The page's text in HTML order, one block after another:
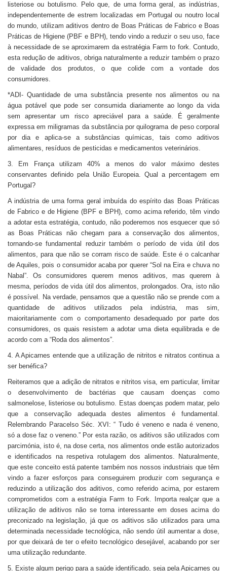
listeriose ou botulismo. Pelo que, de uma forma geral, as indústrias,
independentemente de estrem localizadas em Portugal ou noutro local
do mundo, utilizam aditivos dentro de Boas Práticas de Fabrico e Boas
Práticas de Higiene (PBF e BPH), tendo vindo a reduzir o seu uso, face
à necessidade de se aproximarem da estratégia Farm to fork. Contudo,
esta redução de aditivos, obriga naturalmente a reduzir também o prazo
de validade dos produtos, o que colide com a vontade dos
consumidores.
*ADI- Quantidade de uma substância presente nos alimentos ou na
água potável que pode ser consumida diariamente ao longo da vida
sem apresentar um risco apreciável para a saúde. É geralmente
expressa em miligramas da substância por quilograma de peso corporal
por dia e aplica-se a substâncias químicas, tais como aditivos
alimentares, resíduos de pesticidas e medicamentos veterinários.
3. Em França utilizam 40% a menos do valor máximo destes
conservantes definido pela União Europeia. Qual a percentagem em
Portugal?
A indústria de uma forma geral imbuída do espírito das Boas Práticas
de Fabrico e de Higiene (BPF e BPH), como acima referido, têm vindo
a adotar esta estratégia, contudo, não poderemos nos esquecer que só
as Boas Práticas não chegam para a conservação dos alimentos,
tornando-se fundamental reduzir também o período de vida útil dos
alimentos, para que não se corram risco de saúde. Este é o calcanhar
de Aquiles, pois o consumidor acaba por querer “Sol na Eira e chuva no
Nabal”. Os consumidores querem menos aditivos, mas querem à
mesma, períodos de vida útil dos alimentos, prolongados. Ora, isto não
é possível. Na verdade, pensamos que a questão não se prende com a
quantidade de aditivos utilizados pela indústria, mas sim,
maioritariamente com o comportamento desadequado por parte dos
consumidores, os quais resistem a adotar uma dieta equilibrada e de
acordo com a “Roda dos alimentos”.
4. A Apicarnes entende que a utilização de nitritos e nitratos continua a
ser benéfica?
Reiteramos que a adição de nitratos e nitritos visa, em particular, limitar
o desenvolvimento de bactérias que causam doenças como
salmonelose, listeriose ou botulismo. Estas doenças podem matar, pelo
que a conservação adequada destes alimentos é fundamental.
Relembrando Paracelso Séc. XVI: “ Tudo é veneno e nada é veneno,
só a dose faz o veneno.” Por esta razão, os aditivos são utilizados com
parcimónia, isto é, na dose certa, nos alimentos onde estão autorizados
e identificados na respetiva rotulagem dos alimentos. Naturalmente,
que este conceito está patente também nos nossos industriais que têm
vindo a fazer esforços para conseguirem produzir com segurança e
reduzindo a utilização dos aditivos, como referido acima, por estarem
comprometidos com a estratégia Farm to Fork. Importa realçar que a
utilização de aditivos não se torna interessante em doses acima do
preconizado na legislação, já que os aditivos são utilizados para uma
determinada necessidade tecnológica, não sendo útil aumentar a dose,
por que deixará de ter o efeito tecnológico desejável, acabando por ser
uma utilização redundante.
5. Existe algum perigo para a saúde identificado, seja pela Apicarnes ou